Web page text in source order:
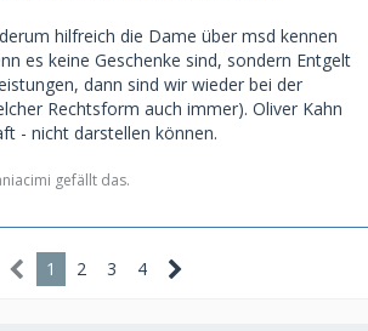
hilfreich die Dame über msd kennen
es keine Geschenke sind, sondern Entgelt
dann sind wir wieder bei der
Rechtsform auch immer). Oliver Kahn
- nicht darstellen können.
gefällt das.
1 2 3 4